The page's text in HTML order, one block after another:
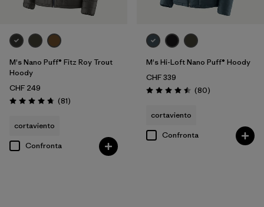
M's Nano Puff® Fitz Roy Trout
Hoody
CHF 249
Valutazione: 4.7 / 5
(81Recensioni
)
cortaviento
Confronta
M's Hi-Loft Nano Puff® Hoody
CHF 339
Valutazione: 4.5 / 5
(80Recensioni
)
cortaviento
Confronta